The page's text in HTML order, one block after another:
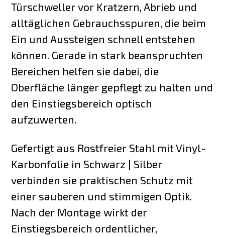
Türschweller vor Kratzern, Abrieb und
alltäglichen Gebrauchsspuren, die beim
Ein und Aussteigen schnell entstehen
können. Gerade in stark beanspruchten
Bereichen helfen sie dabei, die
Oberfläche länger gepflegt zu halten und
den Einstiegsbereich optisch
aufzuwerten.
Gefertigt aus Rostfreier Stahl mit Vinyl-
Karbonfolie in Schwarz | Silber
verbinden sie praktischen Schutz mit
einer sauberen und stimmigen Optik.
Nach der Montage wirkt der
Einstiegsbereich ordentlicher,